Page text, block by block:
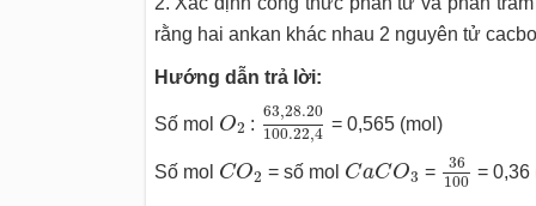
rằng hai ankan khác nhau 2 nguyên tử
Hướng dẫn trả lời:
Số mol O2
O :
63,28.20
100.22,4
63,28.20
= 0,565 (mol)
Số mol CO2
CO = số mol CaCO3
Ca CO =
36
100
36
= 0,36